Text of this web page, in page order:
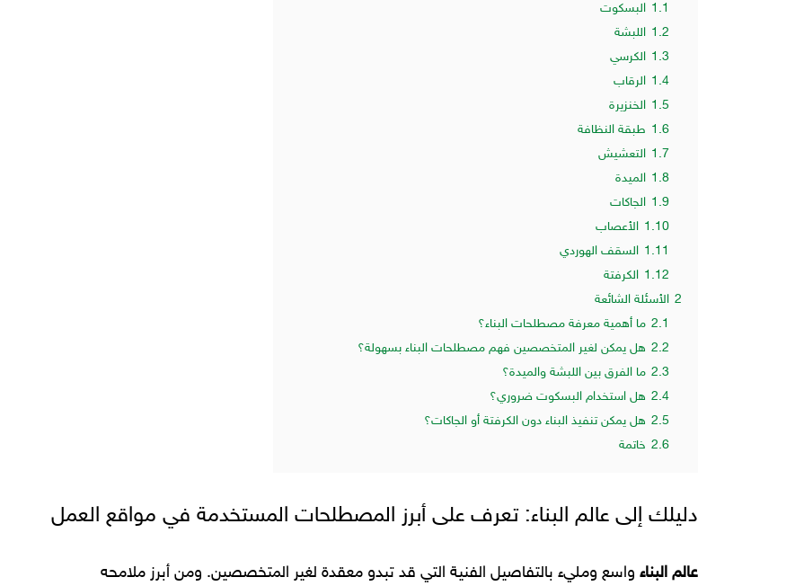
1.1 البسكوت
1.2 اللبشة
1.3 الكرسي
1.4 الرقاب
1.5 الخنزيرة
1.6 طبقة النظافة
1.7 التعشيش
1.8 الميدة
1.9 الجاكات
1.10 الأعصاب
1.11 السقف الهوردي
1.12 الكرفتة
2 الأسئلة الشائعة
2.1 ما أهمية معرفة مصطلحات البناء؟
2.2 هل يمكن لغير المتخصصين فهم مصطلحات البناء بسهولة؟
2.3 ما الفرق بين اللبشة والميدة؟
2.4 هل استخدام البسكوت ضروري؟
2.5 هل يمكن تنفيذ البناء دون الكرفتة أو الجاكات؟
2.6 خاتمة
دليلك إلى عالم البناء: تعرف على أبرز المصطلحات المستخدمة في مواقع العمل
عالم البناء واسع ومليء بالتفاصيل الفنية التي قد تبدو معقدة لغير المتخصصين. ومن أبرز ملامحه